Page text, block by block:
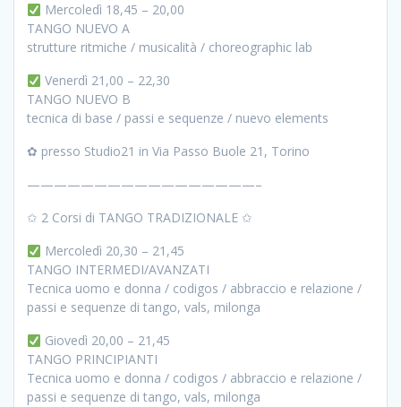
Mercoledì 18,45 – 20,00
TANGO NUEVO A
strutture ritmiche / musicalità / choreographic lab
Venerdì 21,00 – 22,30
TANGO NUEVO B
tecnica di base / passi e sequenze / nuevo elements
✿ presso Studio21 in Via Passo Buole 21, Torino
—————————————————–
✩ 2 Corsi di TANGO TRADIZIONALE ✩
Mercoledì 20,30 – 21,45
TANGO INTERMEDI/AVANZATI
Tecnica uomo e donna / codigos / abbraccio e relazione /
passi e sequenze di tango, vals, milonga
Giovedì 20,00 – 21,45
TANGO PRINCIPIANTI
Tecnica uomo e donna / codigos / abbraccio e relazione /
passi e sequenze di tango, vals, milonga